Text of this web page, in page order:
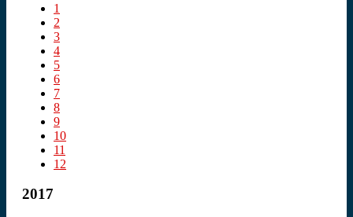
1
2
3
4
5
6
7
8
9
10
11
12
2017